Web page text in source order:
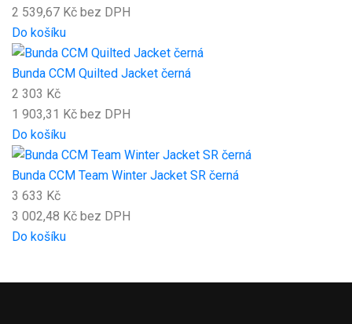
2 539,67 Kč bez DPH
Do košíku
Bunda CCM Quilted Jacket černá
2 303 Kč
1 903,31 Kč bez DPH
Do košíku
Bunda CCM Team Winter Jacket SR černá
3 633 Kč
3 002,48 Kč bez DPH
Do košíku